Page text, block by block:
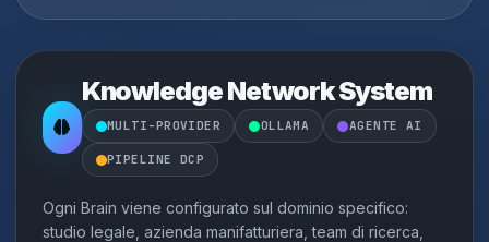
Knowledge Network System
MULTI-PROVIDER OLLAMA AGENTE AI
PIPELINE DCP
Ogni Brain viene configurato sul dominio specifico:
studio legale, azienda manifatturiera, team di ricerca,